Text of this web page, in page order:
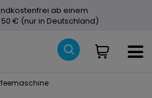
ab einem
€ (nur in Deutschland)